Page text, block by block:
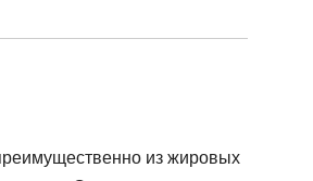
из жировых